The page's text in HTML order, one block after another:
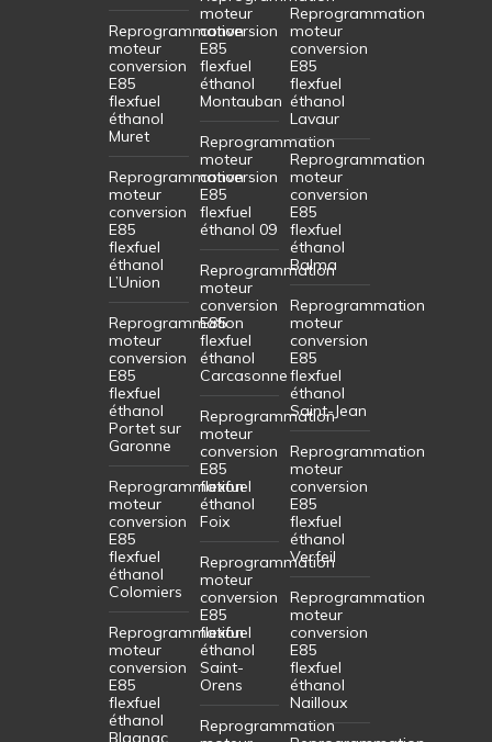
Reprogrammation
moteur
conversion
E85
flexfuel
éthanol
Muret
Reprogrammation
moteur
conversion
E85
flexfuel
éthanol
L’Union
Reprogrammation
moteur
conversion
E85
flexfuel
éthanol
Portet sur
Garonne
Reprogrammation
moteur
conversion
E85
flexfuel
éthanol
Colomiers
Reprogrammation
moteur
conversion
E85
flexfuel
éthanol
Blagnac
moteur
conversion
E85
flexfuel
éthanol
Montauban
Reprogrammation
moteur
conversion
E85
flexfuel
éthanol 09
Reprogrammation
moteur
conversion
E85
flexfuel
éthanol
Carcasonne
Reprogrammation
moteur
conversion
E85
flexfuel
éthanol
Foix
Reprogrammation
moteur
conversion
E85
flexfuel
éthanol
Saint-
Orens
Reprogrammation
Reprogrammation
moteur
conversion
E85
flexfuel
éthanol
Lavaur
Reprogrammation
moteur
conversion
E85
flexfuel
éthanol
Balma
Reprogrammation
moteur
conversion
E85
flexfuel
éthanol
Saint-Jean
Reprogrammation
moteur
conversion
E85
flexfuel
éthanol
Verfeil
Reprogrammation
moteur
conversion
E85
flexfuel
éthanol
Nailloux